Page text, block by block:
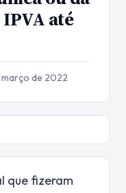
até
março de 2022
que fizeram